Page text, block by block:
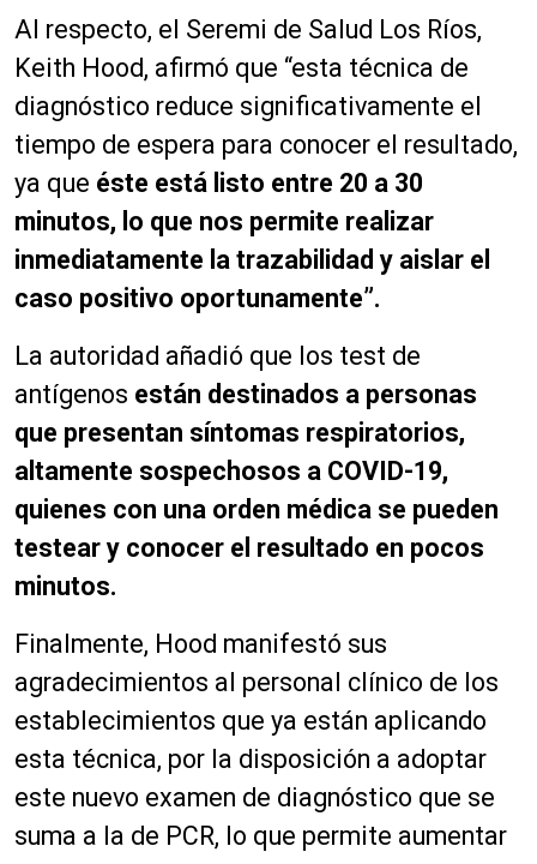
Al respecto, el Seremi de Salud Los Ríos,
Keith Hood, afirmó que “esta técnica de
diagnóstico reduce significativamente el
tiempo de espera para conocer el resultado,
ya que éste está listo entre 20 a 30
minutos, lo que nos permite realizar
inmediatamente la trazabilidad y aislar el
caso positivo oportunamente”.
La autoridad añadió que los test de
antígenos están destinados a personas
que presentan síntomas respiratorios,
altamente sospechosos a COVID-19,
quienes con una orden médica se pueden
testear y conocer el resultado en pocos
minutos.
Finalmente, Hood manifestó sus
agradecimientos al personal clínico de los
establecimientos que ya están aplicando
esta técnica, por la disposición a adoptar
este nuevo examen de diagnóstico que se
suma a la de PCR, lo que permite aumentar